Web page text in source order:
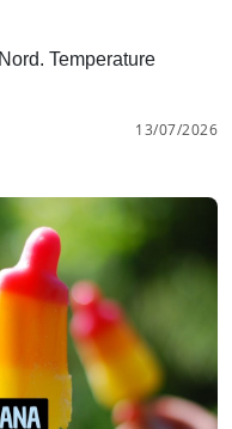
Temperature
13/07/2026